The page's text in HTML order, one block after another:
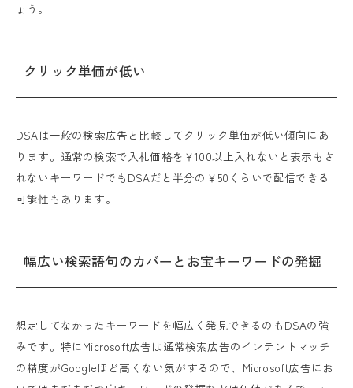
ょう。
クリック単価が低い
DSAは一般の検索広告と比較してクリック単価が低い傾向にあ
ります。通常の検索で入札価格を￥100以上入れないと表示もさ
れないキーワードでもDSAだと半分の￥50くらいで配信できる
可能性もあります。
幅広い検索語句のカバーとお宝キーワードの発掘
想定してなかったキーワードを幅広く発見できるのもDSAの強
みです。特にMicrosoft広告は通常検索広告のインテントマッチ
の精度がGoogleほど高くない気がするので、Microsoft広告にお